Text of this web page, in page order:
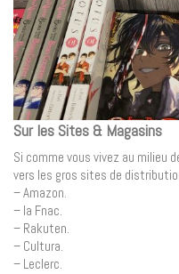
Sur les Sites & Magasins
Si comme vous vivez au milieu
vers les gros sites de
– Amazon.
– la Fnac.
– Rakuten.
– Cultura.
– Leclerc.